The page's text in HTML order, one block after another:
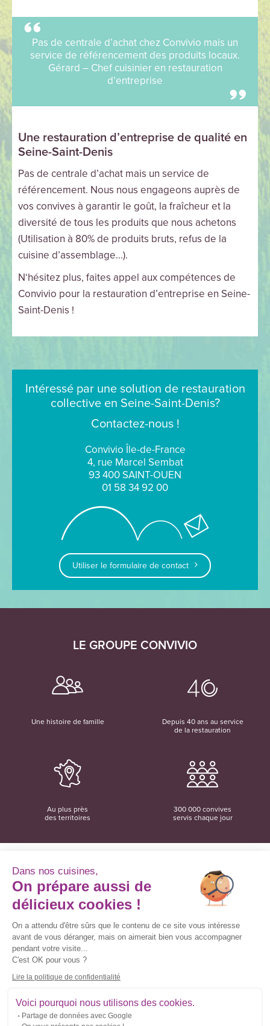
Pas de centrale d’achat chez Convivio mais un
service de référencement des produits locaux.
Gérard – Chef cuisinier en restauration
d’entreprise
Une restauration d’entreprise de qualité en
Seine-Saint-Denis
Pas de centrale d’achat mais un service de
référencement. Nous nous engageons auprès de
vos convives à garantir le goût, la fraîcheur et la
diversité de tous les produits que nous achetons
(Utilisation à 80% de produits bruts, refus de la
cuisine d’assemblage...).
N‘hésitez plus, faites appel aux compétences de
Convivio pour la restauration d’entreprise en Seine-
Saint-Denis !
Intéressé par une solution de restauration
collective en Seine-Saint-Denis?
Contactez-nous !
Convivio Île-de-France
4, rue Marcel Sembat
93 400 SAINT-OUEN
01 58 34 92 00
Utiliser le formulaire de contact
LE GROUPE CONVIVIO
Une histoire de famille
Depuis 40 ans au service
de la restauration
Au plus près
des territoires
300 000 convives
servis chaque jour
Convivio
12 rue du Domaine
Convivio sur les réseaux sociaux
Inscrivez-vous à la newsletter
Courriel
Dans nos cuisines,
On prépare aussi de
délicieux cookies !
On a attendu d'être sûrs que le contenu de ce site vous intéresse
avant de vous déranger, mais on aimerait bien vous accompagner
pendant votre visite...
C'est OK pour vous ?
Lire la politique de confidentialité
Voici pourquoi nous utilisons des cookies.
Partage de données avec Google